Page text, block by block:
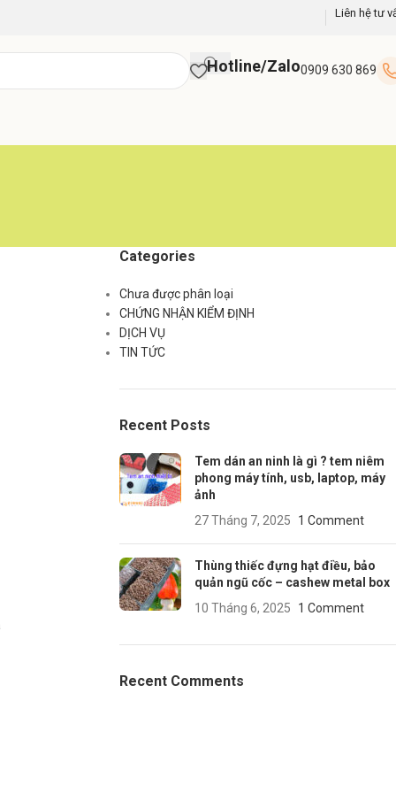
Liên hệ tư
Hotline/Zalo0909 630 869
Categories
Chưa được phân loại
CHỨNG NHẬN KIỂM ĐỊNH
DỊCH VỤ
TIN TỨC
Recent Posts
Tem dán an ninh là gì ? tem niêm
phong máy tính, usb, laptop, máy
ảnh
27 Tháng 7, 2025
1 Comment
Thùng thiếc đựng hạt điều, bảo
quản ngũ cốc – cashew metal box
10 Tháng 6, 2025
1 Comment
Recent Comments